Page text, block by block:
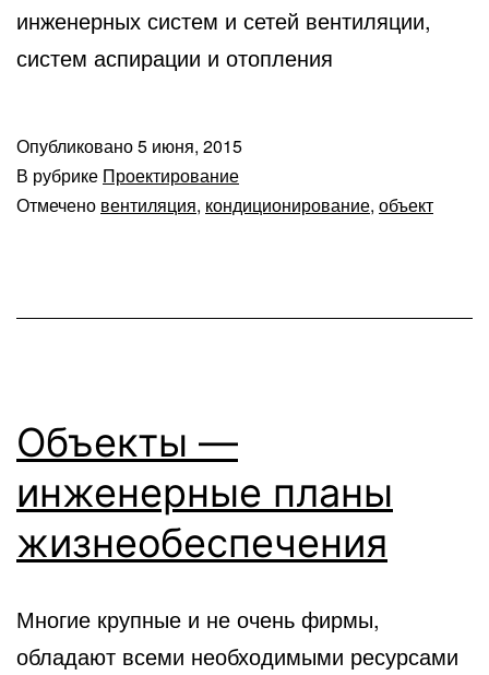
инженерных систем и сетей вентиляции,
систем аспирации и отопления
Опубликовано5 июня, 2015
В рубрике Проектирование
Отмечено вентиляция, кондиционирование, объект
Объекты —
инженерные планы
жизнеобеспечения
Многие крупные и не очень фирмы,
обладают всеми необходимыми ресурсами